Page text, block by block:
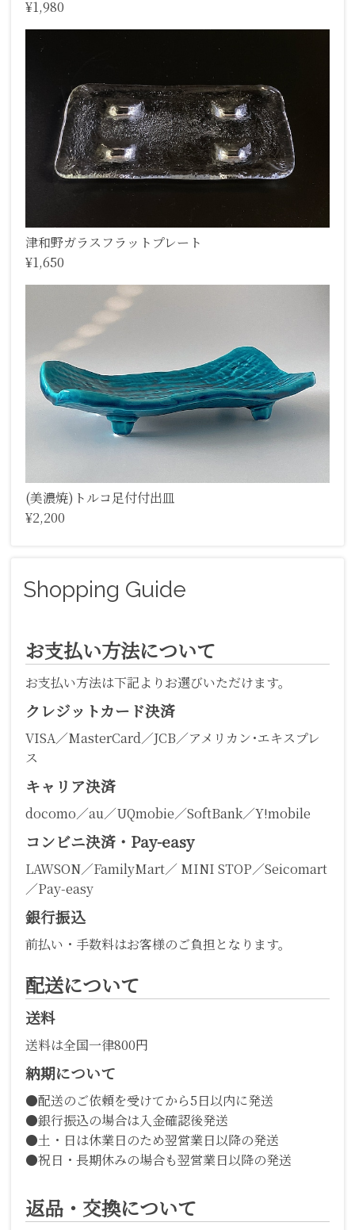
¥1,980
津和野ガラスフラットプレート
¥1,650
(美濃焼)トルコ足付付出皿
¥2,200
Shopping Guide
お支払い方法について
お支払い方法は下記よりお選びいただけます。
クレジットカード決済
VISA／MasterCard／JCB／アメリカン･エキスプレ
ス
キャリア決済
docomo／au／UQmobie／SoftBank／Y!mobile
コンビニ決済・Pay-easy
LAWSON／FamilyMart／ MINI STOP／Seicomart
／Pay-easy
銀行振込
前払い・手数料はお客様のご負担となります。
配送について
送料
送料は全国一律800円
納期について
●配送のご依頼を受けてから5日以内に発送
●銀行振込の場合は入金確認後発送
●土・日は休業日のため翌営業日以降の発送
●祝日・長期休みの場合も翌営業日以降の発送
返品・交換について